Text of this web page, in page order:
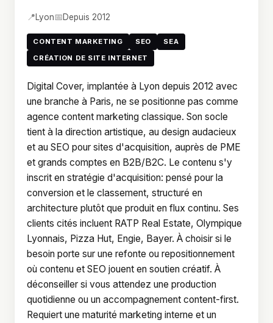
📍Lyon📅Depuis 2012
CONTENT MARKETING SEO
SEA
CRÉATION DE SITE INTERNET
Digital Cover, implantée à Lyon depuis 2012 avec
une branche à Paris, ne se positionne pas comme
agence content marketing classique. Son socle
tient à la direction artistique, au design audacieux
et au SEO pour sites d'acquisition, auprès de PME
et grands comptes en B2B/B2C. Le contenu s'y
inscrit en stratégie d'acquisition: pensé pour la
conversion et le classement, structuré en
architecture plutôt que produit en flux continu. Ses
clients cités incluent RATP Real Estate, Olympique
Lyonnais, Pizza Hut, Engie, Bayer. À choisir si le
besoin porte sur une refonte ou repositionnement
où contenu et SEO jouent en soutien créatif. À
déconseiller si vous attendez une production
quotidienne ou un accompagnement content-first.
Requiert une maturité marketing interne et un